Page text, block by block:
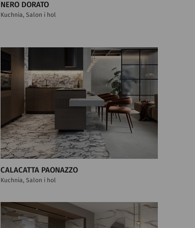
NERO DORATO
Kuchnia, Salon i hol
CALACATTA PAONAZZO
Kuchnia, Salon i hol